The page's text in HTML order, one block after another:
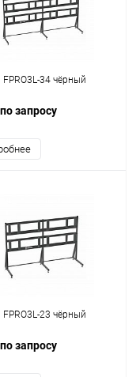
FPRO3L-34 чёрный
запросу
FPRO3L-23 чёрный
запросу